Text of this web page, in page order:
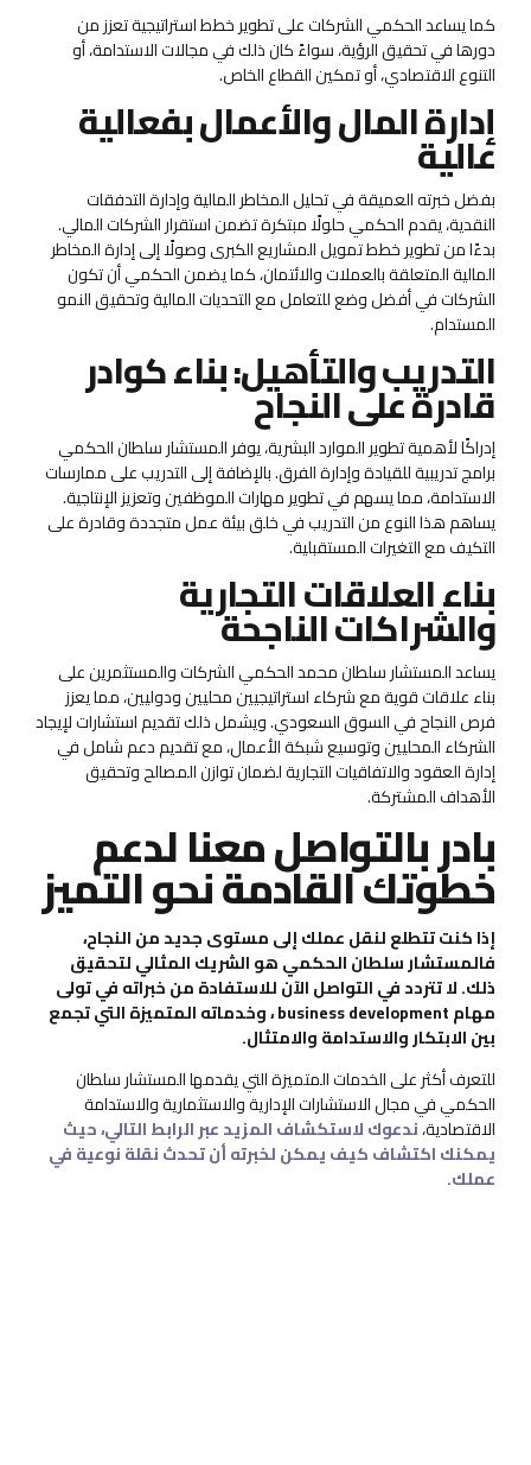
كما يساعد الحكمي الشركات على تطوير خطط استراتيجية تعزز من
دورها في تحقيق الرؤية، سواءً كان ذلك في مجالات الاستدامة، أو
التنوع الاقتصادي، أو تمكين القطاع الخاص.
إدارة المال والأعمال بفعالية
عالية
بفضل خبرته العميقة في تحليل المخاطر المالية وإدارة التدفقات
النقدية، يقدم الحكمي حلولًا مبتكرة تضمن استقرار الشركات المالي.
بدءًا من تطوير خطط تمويل المشاريع الكبرى وصولًا إلى إدارة المخاطر
المالية المتعلقة بالعملات والائتمان، كما يضمن الحكمي أن تكون
الشركات في أفضل وضع للتعامل مع التحديات المالية وتحقيق النمو
المستدام.
التدريب والتأهيل: بناء كوادر
قادرة على النجاح
إدراكًا لأهمية تطوير الموارد البشرية، يوفر المستشار سلطان الحكمي
برامج تدريبية للقيادة وإدارة الفرق. بالإضافة إلى التدريب على ممارسات
الاستدامة، مما يسهم في تطوير مهارات الموظفين وتعزيز الإنتاجية.
يساهم هذا النوع من التدريب في خلق بيئة عمل متجددة وقادرة على
التكيف مع التغيرات المستقبلية.
بناء العلاقات التجارية
والشراكات الناجحة
يساعد المستشار سلطان محمد الحكمي الشركات والمستثمرين على
بناء علاقات قوية مع شركاء استراتيجيين محليين ودوليين، مما يعزز
فرص النجاح في السوق السعودي. ويشمل ذلك تقديم استشارات لإيجاد
الشركاء المحليين وتوسيع شبكة الأعمال، مع تقديم دعم شامل في
إدارة العقود والاتفاقيات التجارية لضمان توازن المصالح وتحقيق
الأهداف المشتركة.
بادر بالتواصل معنا لدعم
خطوتك القادمة نحو التميز
إذا كنت تتطلع لنقل عملك إلى مستوى جديد من النجاح،
فالمستشار سلطان الحكمي هو الشريك المثالي لتحقيق
ذلك. لا تتردد في التواصل الآن للاستفادة من خبراته في تولى
مهام business development ، وخدماته المتميزة التي تجمع
بين الابتكار والاستدامة والامتثال.
للتعرف أكثر على الخدمات المتميزة التي يقدمها المستشار سلطان
الحكمي في مجال الاستشارات الإدارية والاستثمارية والاستدامة
الاقتصادية،ندعوك لاستكشاف المزيد عبر الرابط التالي، حيث
يمكنك اكتشاف كيف يمكن لخبرته أن تحدث نقلة نوعية في
عملك.